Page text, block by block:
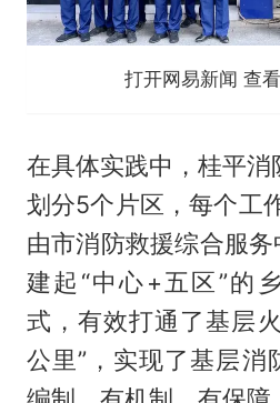
打开网易新闻 查
在具体实践中，桂平
划分5个片区，每个工
由市消防救援综合服
建起“中心+五区”的
式，有效打通了基层
公里”，实现了基层消